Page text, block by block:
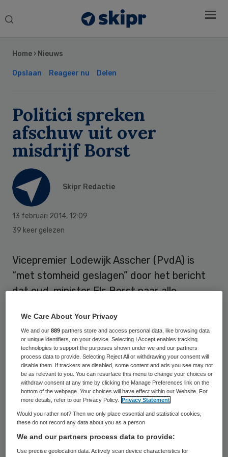
Search
Home › Nieuws
Opslaan Reageer nu Delen
Politici spreken
afschuw uit over
misdrijf Borst
Skipr Redactie
13 februari 2014, 12:09
39 keer gelezen
Vicepremier Lodewijk Asscher (PvdA) is
“met stomheid geslagen” door het bericht
dat oud-minister Els Borst naar alle
geworden van een misdrijf. “Heel
schokkend, een afschuwelijk bericht. Ik
hoop dat alle vragen die er nu nog bestaan,
goed kunnen worden beantwoord. Ik wens
vooral de familie en nabestaanden heel veel
sterkte”, zei Asscher, die ook minister van
Sociale Zaken is.
“Borst was een hele zachtaardige vrouw.
Zeer betrokken. Een warme, non-macho
Sidebar
We Care About Your Privacy
We and our889 partners store and access personal data, like browsing data
or unique identifiers, on your device. Selecting I Accept enables tracking
technologies to support the purposes shown under we and our partners
process data to provide. Selecting Reject All or withdrawing your consent will
disable them. If trackers are disabled, some content and ads you see may not
be as relevant to you. You can resurface this menu to change your choices or
withdraw consent at any time by clicking the Manage Preferences link on the
bottom of the webpage. Your choices will have effect within our Website. For
more details, refer to our Privacy Policy.
Privacy Statement
Would you rather not? Then we only place essential and statistical cookies,
these do not record any data about you as a person
We and our partners process data to provide:
Use precise geolocation data. Actively scan device characteristics for